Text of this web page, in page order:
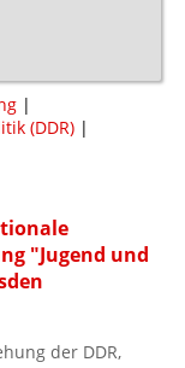
|
(DDR) |
"Jugend und
der DDR,